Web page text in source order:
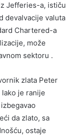
Jefferies-a, ističu
devalvacije valuta
Chartered-a
može
sektoru .
zlata Peter
je ranije
da zlato, sa
ostaje